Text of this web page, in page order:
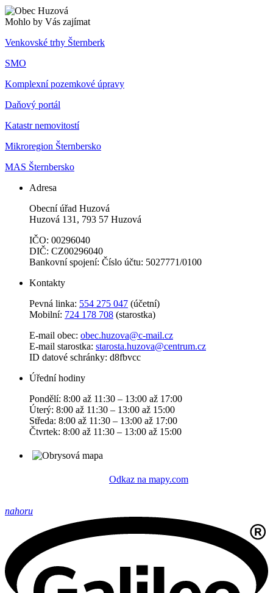
Mohlo by Vás zajímat
Venkovské trhy Šternberk
SMO
Komplexní pozemkové úpravy
Daňový portál
Katastr nemovitostí
Mikroregion Šternbersko
MAS Šternbersko
Adresa
Obecní úřad Huzová
Huzová 131, 793 57 Huzová
IČO: 00296040
DIČ: CZ00296040
Bankovní spojení: Číslo účtu: 5027771/0100
Kontakty
Pevná linka: 554 275 047 (účetní)
Mobilní: 724 178 708 (starostka)
E-mail obec: obec.huzova@c-mail.cz
E-mail starostka: starosta.huzova@centrum.cz
ID datové schránky: d8fbvcc
Úřední hodiny
Pondělí: 8:00 až 11:30 – 13:00 až 17:00
Úterý: 8:00 až 11:30 – 13:00 až 15:00
Středa: 8:00 až 11:30 – 13:00 až 17:00
Čtvrtek: 8:00 až 11:30 – 13:00 až 15:00
Odkaz na mapy.com
nahoru